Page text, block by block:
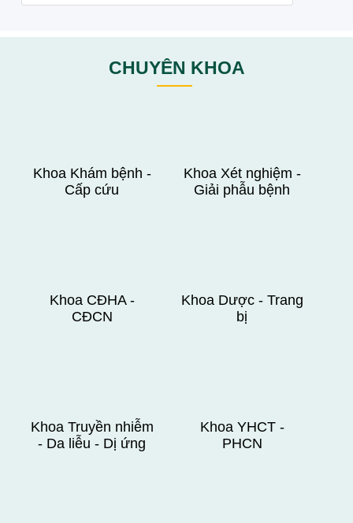
CHUYÊN KHOA
Khoa Khám bệnh -
Cấp cứu
Khoa Xét nghiệm -
Giải phẫu bệnh
Khoa CĐHA -
CĐCN
Khoa Dược - Trang
bị
Khoa Truyền nhiễm
- Da liễu - Dị ứng
Khoa YHCT -
PHCN